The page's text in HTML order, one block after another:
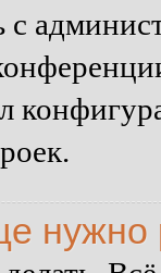
с
нужно